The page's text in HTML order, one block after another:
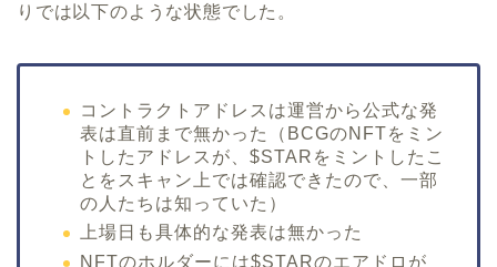
りでは以下のような状態でした。
コントラクトアドレスは運営から公式な発
表は直前まで無かった（BCGのNFTをミン
トしたアドレスが、$STARをミントしたこ
とをスキャン上では確認できたので、一部
の人たちは知っていた）
上場日も具体的な発表は無かった
NFTのホルダーには$STARのエアドロが